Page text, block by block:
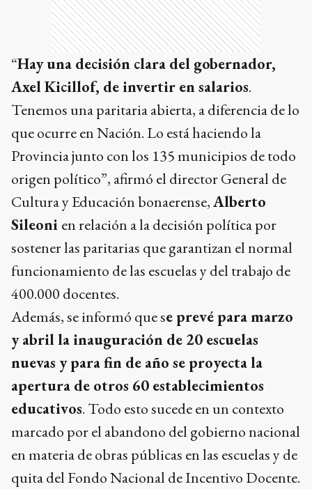
“Hay una decisión clara del gobernador,
Axel Kicillof, de invertir en salarios.
Tenemos una paritaria abierta, a diferencia de lo
que ocurre en Nación. Lo está haciendo la
Provincia junto con los 135 municipios de todo
origen político”, afirmó el director General de
Cultura y Educación bonaerense,Alberto
Sileoni en relación a la decisión política por
sostener las paritarias que garantizan el normal
funcionamiento de las escuelas y del trabajo de
400.000 docentes.
Además, se informó que se prevé para marzo
y abril la inauguración de 20 escuelas
nuevas y para fin de año se proyecta la
apertura de otros 60 establecimientos
educativos. Todo esto sucede en un contexto
marcado por el abandono del gobierno nacional
en materia de obras públicas en las escuelas y de
quita del Fondo Nacional de Incentivo Docente.